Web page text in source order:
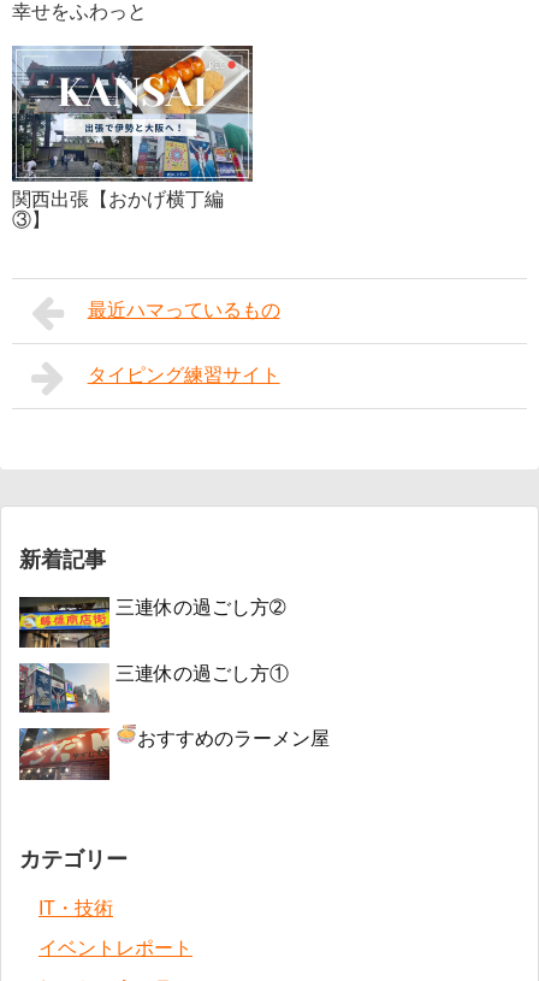
幸せをふわっと
関西出張【おかげ横丁編
③】
最近ハマっているもの
タイピング練習サイト
新着記事
三連休の過ごし方➁
三連休の過ごし方①
おすすめのラーメン屋
カテゴリー
IT・技術
イベントレポート